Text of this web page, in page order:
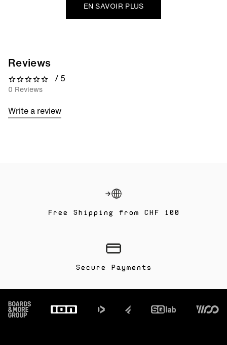
EN SAVOIR PLUS
Reviews
0 out of 5 stars
/ 5
0 Reviews
Write a review
Free Shipping from CHF 100
Secure Payments
Footer